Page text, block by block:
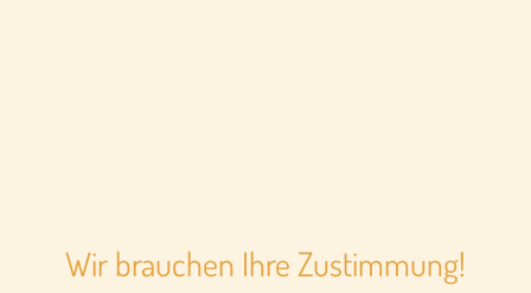
Wir brauchen Ihre Zustimmung!